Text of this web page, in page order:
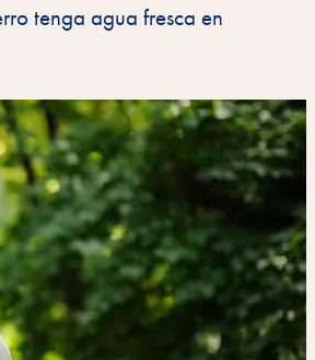
tenga agua fresca en